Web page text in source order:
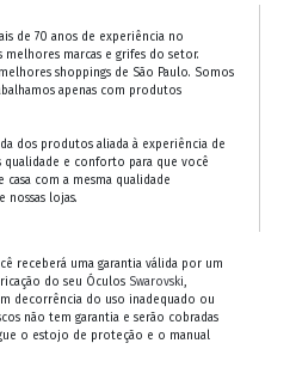
de 70 anos de experiência no
marcas e grifes do setor.
shoppings de São Paulo. Somos
apenas com produtos
dos produtos aliada à experiência de
qualidade e conforto para que você
casa com a mesma qualidade
nossas lojas.
receberá uma garantia válida por um
do seu Óculos Swarovski,
decorrência do uso inadequado ou
não tem garantia e serão cobradas
o estojo de proteção e o manual